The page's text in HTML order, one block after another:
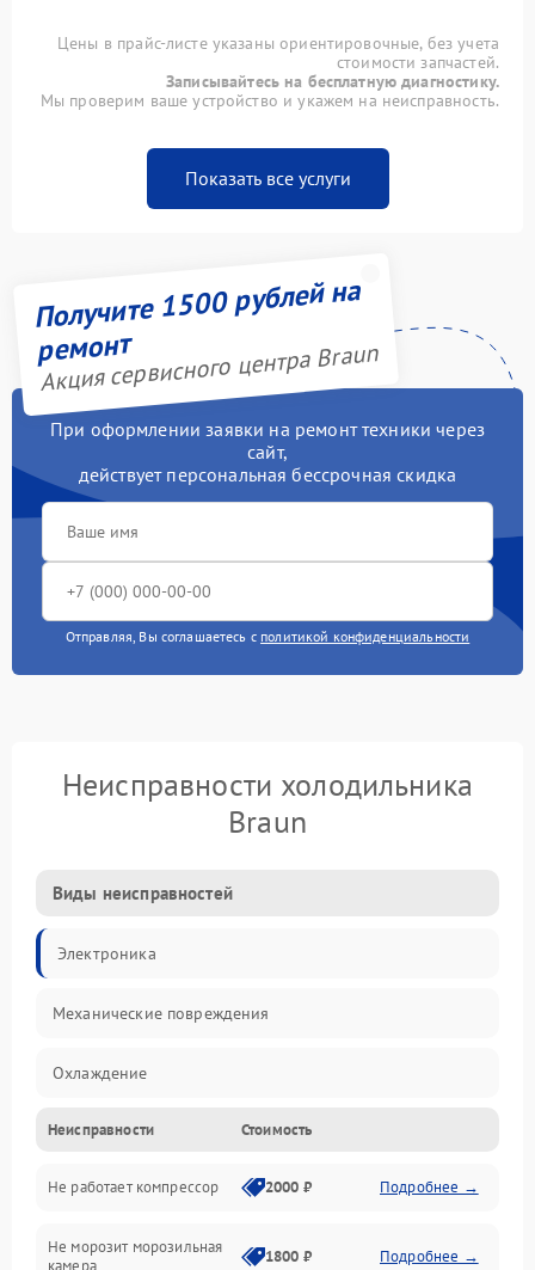
Цены в прайс-листе указаны ориентировочные, без учета
стоимости запчастей.
Записывайтесь на бесплатную диагностику.
Мы проверим ваше устройство и укажем на неисправность.
Показать все услуги
Получите 1500 рублей на
ремонт
Акция сервисного центра Braun
При оформлении заявки на ремонт техники через
сайт,
действует персональная бессрочная скидка
Отправляя, Вы соглашаетесь с политикой конфиденциальности
Неисправности холодильника
Braun
Виды неисправностей
Электроника
Механические повреждения
Охлаждение
Механика
Электропитание
Дренаж
Неисправности Стоимость
Не работает компрессор 2000 ₽ Подробнее →
Не морозит морозильная
камера
1800 ₽ Подробнее →